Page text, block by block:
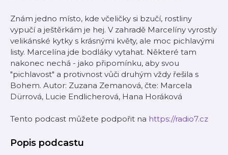
Znám jedno místo, kde včeličky si bzučí, rostliny
vypučí a ještěrkám je hej. V zahradě Marcelíny vyrostly
velikánské kytky s krásnými květy, ale moc pichlavými
listy. Marcelína jde bodláky vytahat. Některé tam
nakonec nechá - jako připomínku, aby svou
"pichlavost" a protivnost vůči druhým vždy řešila s
Bohem. Autor: Zuzana Zemanová, čte: Marcela
Dürrová, Lucie Endlicherová, Hana Horáková
Tento podcast můžete podpořit na https://radio7.cz
Popis podcastu